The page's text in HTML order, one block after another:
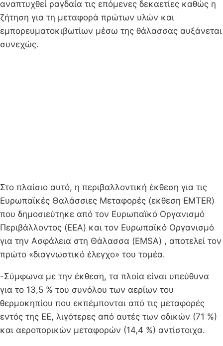
αναπτυχθεί ραγδαία τις επόμενες δεκαετίες καθώς η
ζήτηση για τη μεταφορά πρώτων υλών και
εμπορευματοκιβωτίων μέσω της θάλασσας αυξάνεται
συνεχώς.
Στο πλαίσιο αυτό, η περιβαλλοντική έκθεση για τις
Ευρωπαϊκές Θαλάσσιες Μεταφορές (εκθεση EMTER)
που δημοσιεύτηκε από τον Ευρωπαϊκό Οργανισμό
Περιβάλλοντος (EEA) και τον Ευρωπαϊκό Οργανισμό
για την Ασφάλεια στη Θάλασσα (EMSA) , αποτελεί τον
πρώτο «διαγνωστικό έλεγχο» του τομέα.
-Σύμφωνα με την έκθεση, τα πλοία είναι υπεύθυνα
για το 13,5 % του συνόλου των αερίων του
θερμοκηπίου που εκπέμπονται από τις μεταφορές
εντός της ΕΕ, λιγότερες από αυτές των οδικών (71 %)
και αεροπορικών μεταφορών (14,4 %) αντίστοιχα.